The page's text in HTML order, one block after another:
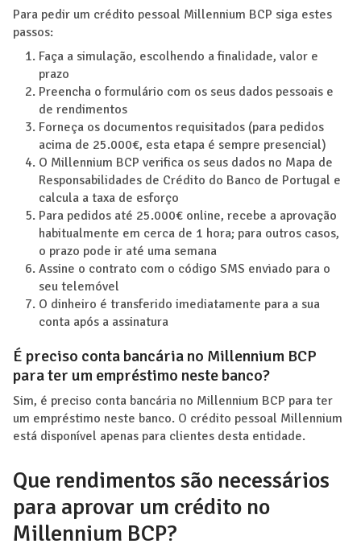
Para pedir um crédito pessoal Millennium BCP siga estes
passos:
Faça a simulação, escolhendo a finalidade, valor e
prazo
Preencha o formulário com os seus dados pessoais e
de rendimentos
Forneça os documentos requisitados (para pedidos
acima de 25.000€, esta etapa é sempre presencial)
O Millennium BCP verifica os seus dados no Mapa de
Responsabilidades de Crédito do Banco de Portugal e
calcula a taxa de esforço
Para pedidos até 25.000€ online, recebe a aprovação
habitualmente em cerca de 1 hora; para outros casos,
o prazo pode ir até uma semana
Assine o contrato com o código SMS enviado para o
seu telemóvel
O dinheiro é transferido imediatamente para a sua
conta após a assinatura
É preciso conta bancária no Millennium BCP
para ter um empréstimo neste banco?
Sim, é preciso conta bancária no Millennium BCP para ter
um empréstimo neste banco. O crédito pessoal Millennium
está disponível apenas para clientes desta entidade.
Que rendimentos são necessários
para aprovar um crédito no
Millennium BCP?